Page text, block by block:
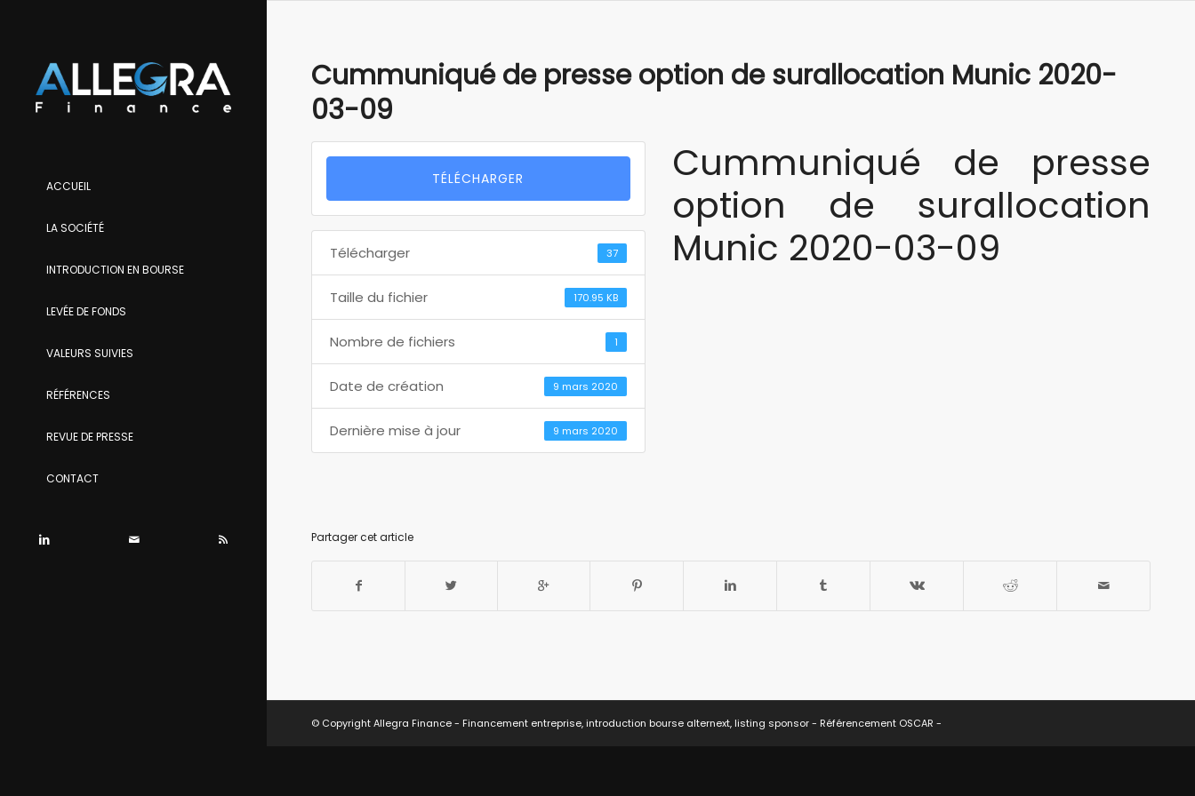
ACCUEIL
LA SOCIÉTÉ
INTRODUCTION EN BOURSE
LEVÉE DE FONDS
VALEURS SUIVIES
RÉFÉRENCES
REVUE DE PRESSE
CONTACT
Cummuniqué de presse option de surallocation Munic 2020-
03-09
TÉLÉCHARGER
Télécharger 37
Taille du fichier 170.95 KB
Nombre de fichiers 1
Date de création 9 mars 2020
Dernière mise à jour 9 mars 2020
Cummuniqué de presse
option de surallocation
Munic 2020-03-09
Partager cet article
© Copyright Allegra Finance - Financement entreprise, introduction bourse alternext, listing sponsor - Référencement OSCAR -